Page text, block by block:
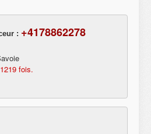
: +4178862278
1219 fois.